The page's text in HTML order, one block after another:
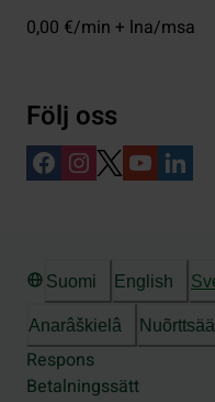
0,00 €/min + lna/msa
Följ oss
Suomi English
Anarâškielâ
Respons
Betalningssätt